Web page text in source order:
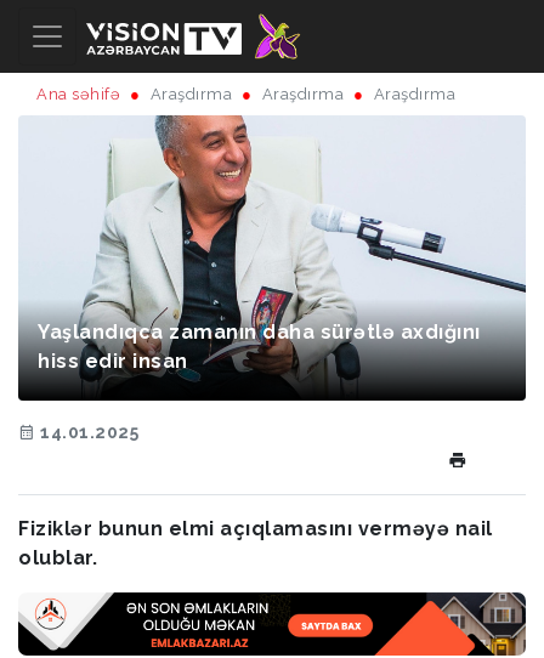
Ana səhifə Araşdırma Araşdırma Araşdırma
Yaşlandıqca zamanın daha sürətlə axdığını
hiss edir insan
14.01.2025
Fiziklər bunun elmi açıqlamasını verməyə nail
olublar.